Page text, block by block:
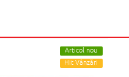
Articol nou
Hit Vânzări